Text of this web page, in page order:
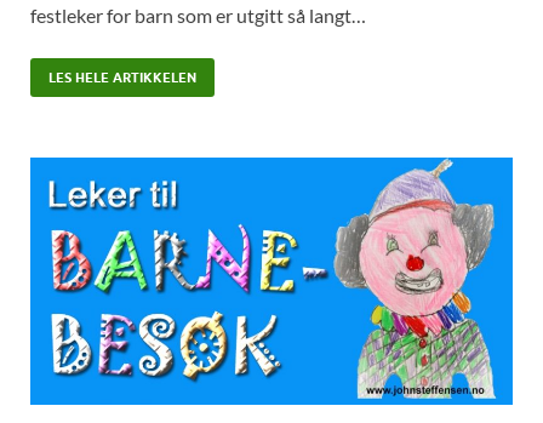
festleker for barn som er utgitt så langt…
LES HELE ARTIKKELEN